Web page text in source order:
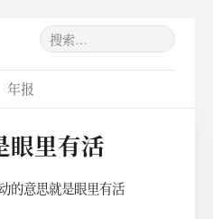
年报
眼里有活
的意思就是眼里有活